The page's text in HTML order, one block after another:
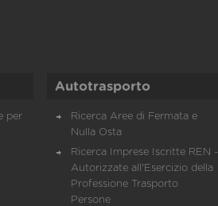
per
Autotrasporto
Ricerca Aree di Fermata e
Nulla Osta
Ricerca Imprese Iscritte REN -
Autorizzate all'Esercizio della
Professione Trasporto
Persone